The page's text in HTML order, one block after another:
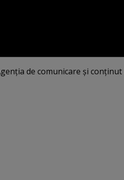
de comunicare şi conţinut